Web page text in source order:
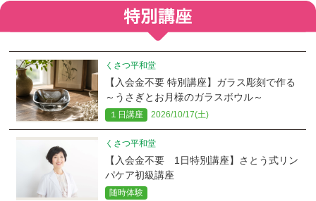
くさつ平和堂
【入会金不要 特別講座】ガラス彫刻で作る
～うさぎとお月様のガラスボウル～
１日講座 2026/10/17(土)
くさつ平和堂
【入会金不要 1日特別講座】さとう式リン
パケア初級講座
随時体験